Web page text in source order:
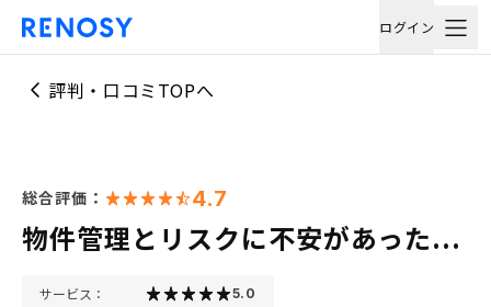
ログイン
評判・口コミTOPへ
総合評価： 4.7
物件管理とリスクに不安があった...
サービス： 5.0